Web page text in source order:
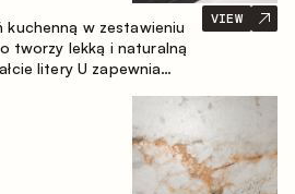
w zestawieniu
tworzy lekką i naturalną
litery U zapewnia
na szybkie śniadania i
VIEW